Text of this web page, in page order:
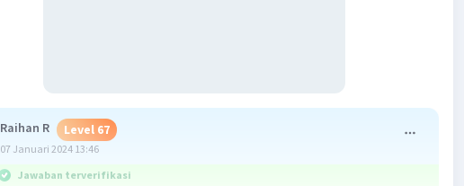
Raihan R Level 67
07 Januari 2024 13:46
Jawaban terverifikasi